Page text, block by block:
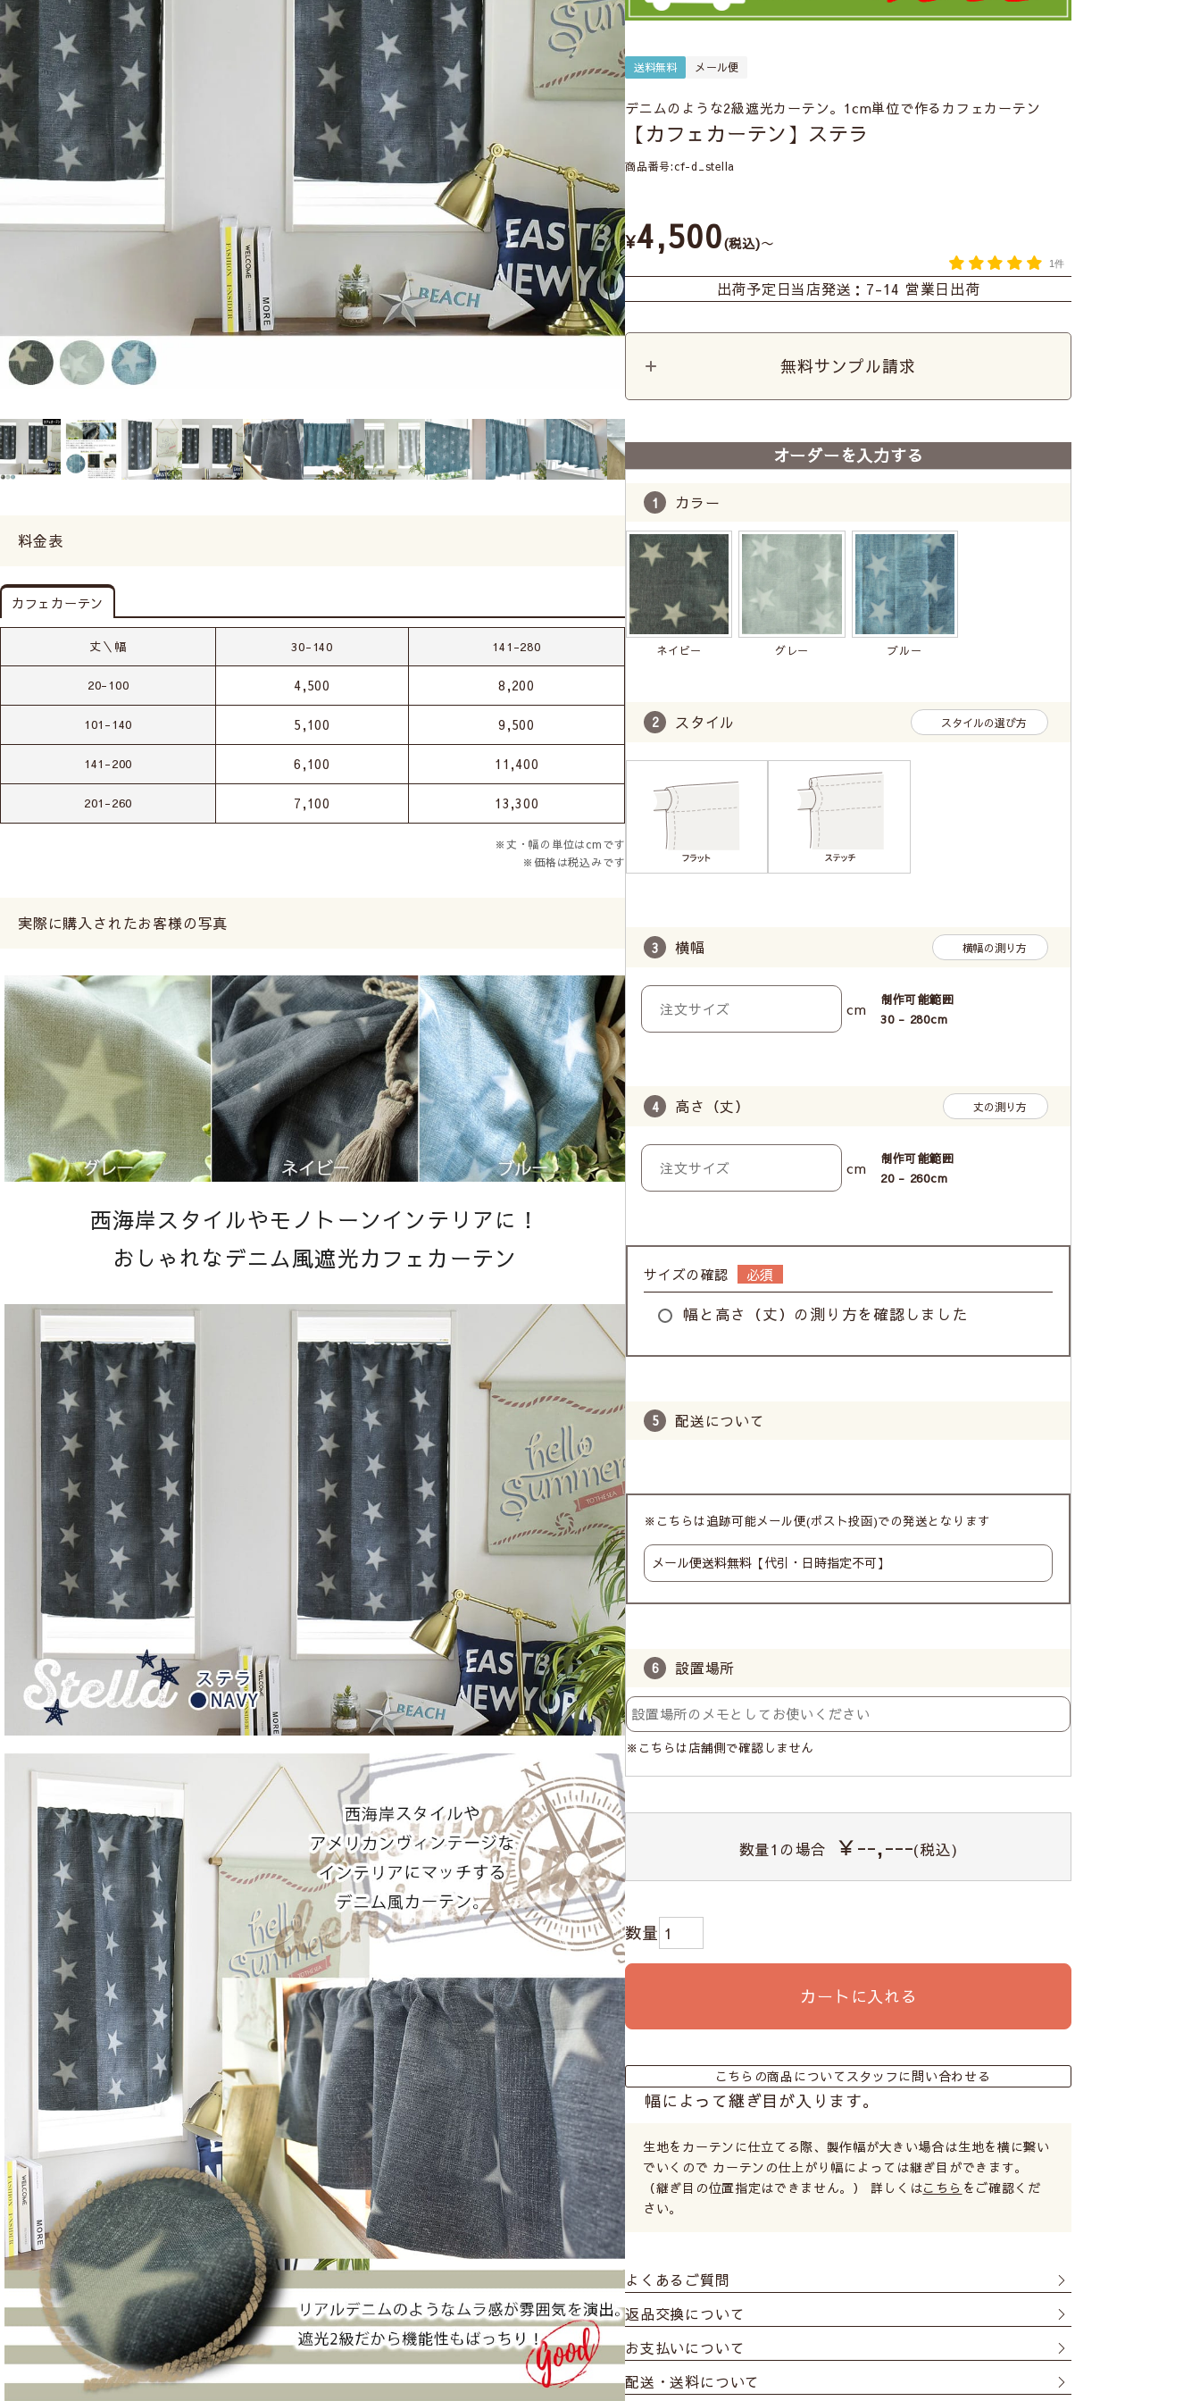
料金表
カフェカーテン
丈＼幅 30-140 141-280
20-100 4,500 8,200
101-140 5,100 9,500
141-200 6,100 11,400
201-260 7,100 13,300
※丈・幅の単位はcmです
※価格は税込みです
実際に購入されたお客様の写真
西海岸スタイルやモノトーンインテリアに！
おしゃれなデニム風遮光カフェカーテン
送料無料 メール便
デニムのような2級遮光カーテン。1cm単位で作るカフェカーテン
【カフェカーテン】ステラ
商品番号 cf-d_stella
¥4,500 税込 〜
1件
出荷予定日当店発送：7-14 営業日出荷
無料サンプル請求
オーダーを入力する
カラー
ネイビー グレー ブルー
スタイル スタイルの選び方
横幅 横幅の測り方
cm
制作可能範囲
30 - 280cm
高さ（丈） 丈の測り方
cm
制作可能範囲
20 - 260cm
サイズの確認
幅と高さ（丈）の測り方を確認しました
配送について
※こちらは追跡可能メール便(ポスト投函)での発送となります
設置場所
※こちらは店舗側で確認しません
数量1 の場合 ￥--,---(税込)
カートに入れる
こちらの商品についてスタッフに問い合わせる
幅によって継ぎ目が入ります。
生地をカーテンに仕立てる際、製作幅が大きい場合は生地を横に繋い
でいくので カーテンの仕上がり幅によっては継ぎ目ができます。
（継ぎ目の位置指定はできません。） 詳しくはこちら をご確認くだ
さい。
よくあるご質問
返品交換について
お支払いについて
配送・送料について